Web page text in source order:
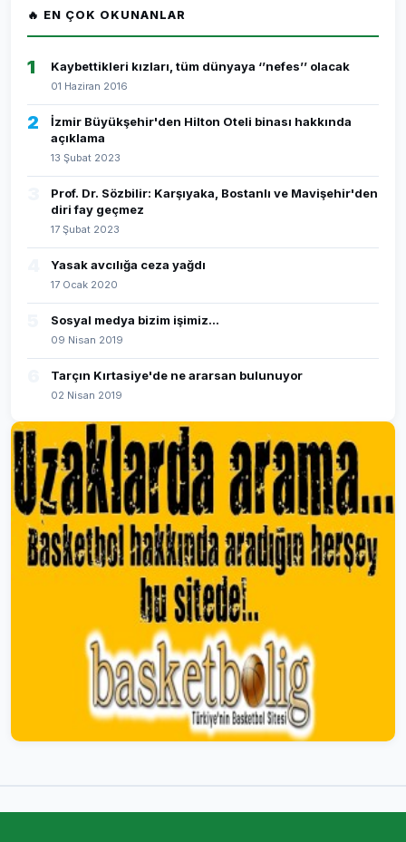
🔥 EN ÇOK OKUNANLAR
1 Kaybettikleri kızları, tüm dünyaya ‘’nefes’’ olacak
01 Haziran 2016
2
İzmir Büyükşehir'den Hilton Oteli binası hakkında
açıklama
13 Şubat 2023
Prof. Dr. Sözbilir: Karşıyaka, Bostanlı ve Mavişehir'den
diri fay geçmez
17 Şubat 2023
Yasak avcılığa ceza yağdı
17 Ocak 2020
Sosyal medya bizim işimiz...
09 Nisan 2019
Tarçın Kırtasiye'de ne ararsan bulunuyor
02 Nisan 2019